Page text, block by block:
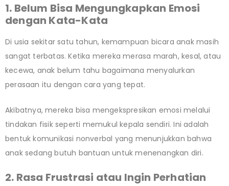
1. Belum Bisa Mengungkapkan Emosi
dengan Kata-Kata
Di usia sekitar satu tahun, kemampuan bicara anak masih
sangat terbatas. Ketika mereka merasa marah, kesal, atau
kecewa, anak belum tahu bagaimana menyalurkan
perasaan itu dengan cara yang tepat.
Akibatnya, mereka bisa mengekspresikan emosi melalui
tindakan fisik seperti memukul kepala sendiri. Ini adalah
bentuk komunikasi nonverbal yang menunjukkan bahwa
anak sedang butuh bantuan untuk menenangkan diri.
2. Rasa Frustrasi atau Ingin Perhatian